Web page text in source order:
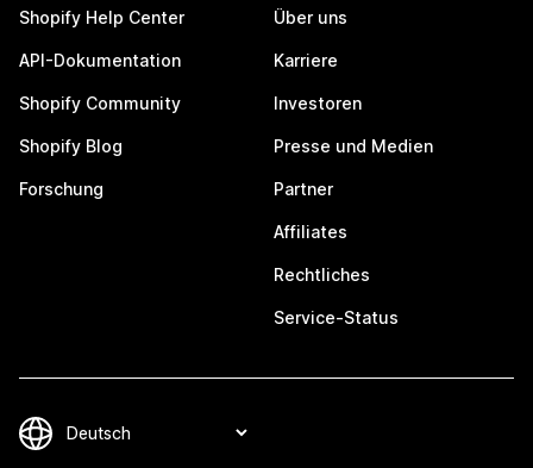
Shopify Help Center
API-Dokumentation
Shopify Community
Shopify Blog
Forschung
Über uns
Karriere
Investoren
Presse und Medien
Partner
Affiliates
Rechtliches
Service-Status